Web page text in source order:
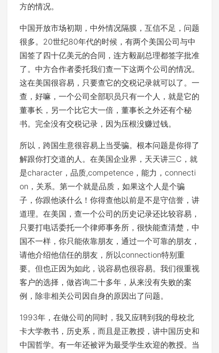
方的情况。
中国开放市场初期，中外情况隔膜，互信不足，问题
很多。20世纪80年代的时候，有两个美国公司与中
国签了四十亿美元的合同，连方毅副总理都签字批准
了。中方合作者委托我们查一下这两个公司的情况。
这在美国很容易，只要查它的交税记录就可以了。一
查，好嘛，一个公司全部职员只有一个人，就是它的
董事长，另一个比它大一倍，董事长之外还有个秘
书。完全没有交税记录，因为压根没赚过钱。
所以，跨国生意很容易上当受骗。根本问题是你得了
解跟你打交道的人。在美国企业界，天天讲三C，就
是character，品质,competence，能力，connecti
on，关系。第一个就是品质，如果这个人是个骗
子，你跟他谈什么！你得查他以前是不是守信誉，讲
道理。在美国，查一个公司的历史记录还比较容易，
只要打电话委托一个律师事务所，很快能查清楚，中
国不一样，你只能依靠朋友，通过一个可靠的朋友，
请他介绍他信任的朋友，所以connection特别重
要。但也正因为如此，说容易也很容易。我们很重视
客户的选择，做咨询二十多年，从来没有失败的案
例，除非相关公司因自身的原因出了问题。
1993年，在做公司的同时，我又应聘到我的母校北
卡大学教书，历史系，而且是正教授，讲中国历史和
中国哲学。有一年还被评为最受学生欢迎的教授。当